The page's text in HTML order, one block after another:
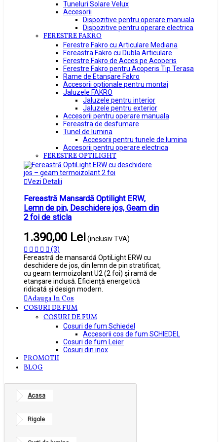
Tuneluri Solare Velux
Accesorii
Dispozitive pentru operare manuala
Dispozitive pentru operare electrica
FERESTRE FAKRO
Ferestre Fakro cu Articulare Mediana
Fereastra Fakro cu Dubla Articulare
Ferestre Fakro de Acces pe Acoperis
Ferestre Fakro pentru Acoperis Tip Terasa
Rame de Etanșare Fakro
Accesorii optionale pentru montaj
Jaluzele FAKRO
Jaluzele pentru interior
Jaluzele pentru exterior
Accesorii pentru operare manuala
Fereastra de desfumare
Tunel de lumina
Accesorii pentru tunele de lumina
Accesorii pentru operare electrica
FERESTRE OPTILIGHT
Vezi Detalii
Fereastră Mansardă Optilight ERW,
Lemn de pin, Deschidere jos, Geam din
2 foi de sticla
1.390,00 Lei(inclusiv TVA)
(3)
Fereastră de mansardă OptiLight ERW cu
deschidere de jos, din lemn de pin stratificat,
cu geam termoizolant U2 (2 foi) și ramă de
etanșare inclusă. Eficiență energetică
ridicată și design modern.
Adauga In Cos
COSURI DE FUM
COSURI DE FUM
Cosuri de fum Schiedel
Accesorii cos de fum SCHIEDEL
Cosuri de fum Leier
Cosuri din inox
PROMOTII
BLOG
Acasa
Rigole